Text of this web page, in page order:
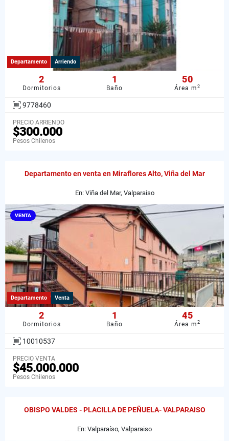
Departamento Arriendo
2
Dormitorios
1
Baño
50
Área m2
9778460
PRECIO ARRIENDO
$300.000
Pesos Chilenos
Departamento en venta en Miraflores Alto, Viña del Mar
En: Viña del Mar, Valparaiso
VENTA
Departamento Venta
2
Dormitorios
1
Baño
45
Área m2
10010537
PRECIO VENTA
$45.000.000
Pesos Chilenos
OBISPO VALDES - PLACILLA DE PEÑUELA- VALPARAISO
En: Valparaíso, Valparaiso